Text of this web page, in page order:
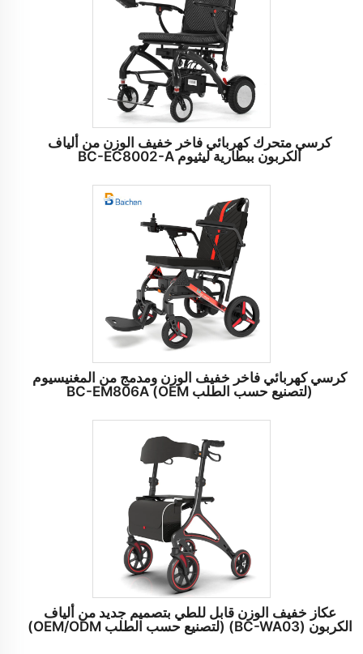
كرسي متحرك كهربائي فاخر خفيف الوزن من ألياف
الكربون ببطارية ليثيوم BC-EC8002-A
كرسي كهربائي فاخر خفيف الوزن ومدمج من المغنيسيوم
(لتصنيع حسب الطلب OEM) BC-EM806A
عكاز خفيف الوزن قابل للطي بتصميم جديد من ألياف
الكربون (BC-WA03) (لتصنيع حسب الطلب OEM/ODM)